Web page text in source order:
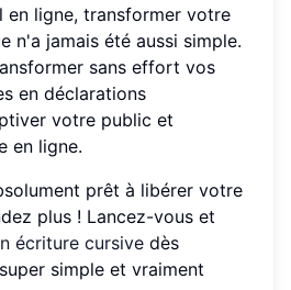
en ligne, transformer votre
n'a jamais été aussi simple.
sans effort vos
en déclarations
votre public et
en ligne.
prêt à libérer votre
plus ! Lancez-vous et
écriture cursive dès
simple et vraiment